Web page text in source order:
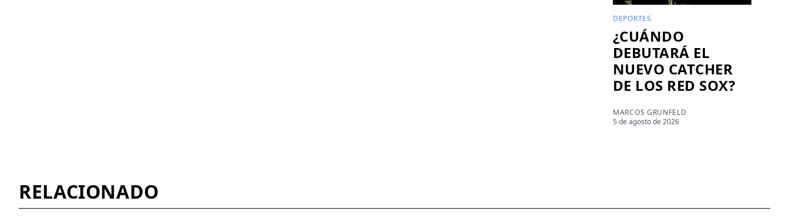
DEPORTES
¿CUÁNDO
DEBUTARÁ EL
NUEVO CATCHER
DE LOS RED SOX?
MARCOS GRUNFELD
5 de agosto de 2026
RELACIONADO